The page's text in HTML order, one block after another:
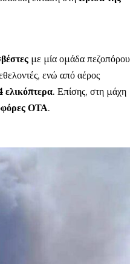
με μία ομάδα πεζοπόρου
ενώ από αέρος
. Επίσης, στη μάχη
ΟΤΑ.